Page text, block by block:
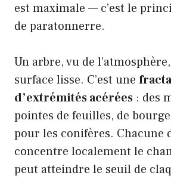
est maximale — c’est le
de paratonnerre.
Un arbre, vu de
surface lisse. C’est une
d’extrémités acérées : des
pointes de feuilles, de
pour les conifères. Chacune
concentre localement le
peut atteindre le seuil de